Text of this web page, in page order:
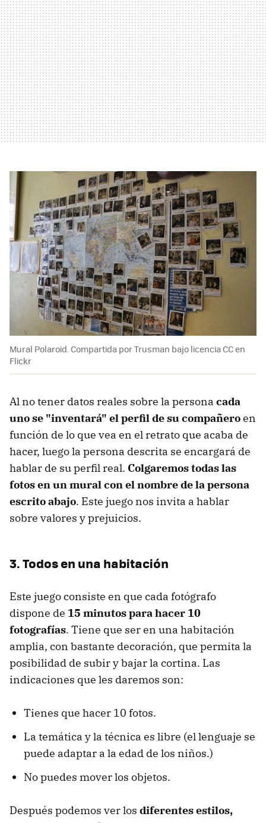
Mural Polaroid. Compartida por Trusman bajo licencia CC en
Flickr
Al no tener datos reales sobre la persona cada
uno se "inventará" el perfil de su compañeroen
función de lo que vea en el retrato que acaba de
hacer, luego la persona descrita se encargará de
hablar de su perfil real. Colgaremos todas las
fotos en un mural con el nombre de la persona
escrito abajo. Este juego nos invita a hablar
sobre valores y prejuicios.
3. Todos en una habitación
Este juego consiste en que cada fotógrafo
dispone de 15 minutos para hacer 10
fotografías. Tiene que ser en una habitación
amplia, con bastante decoración, que permita la
posibilidad de subir y bajar la cortina. Las
indicaciones que les daremos son:
Tienes que hacer 10 fotos.
La temática y la técnica es libre (el lenguaje se
puede adaptar a la edad de los niños.)
No puedes mover los objetos.
Después podemos ver los diferentes estilos,